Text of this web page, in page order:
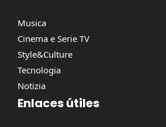
Musica
Cinema e Serie TV
Style&Culture
Tecnologia
Notizia
Enlaces útiles